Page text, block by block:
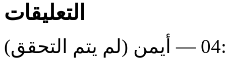
التعليقات